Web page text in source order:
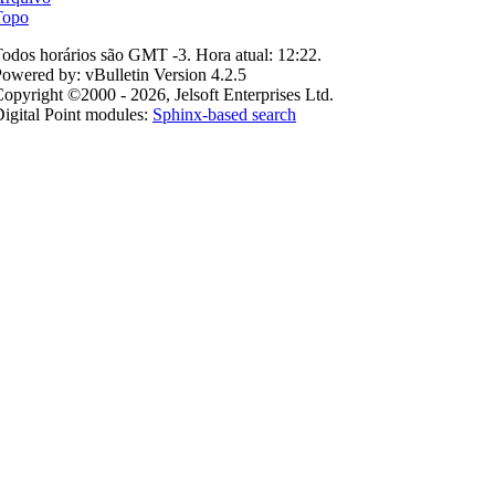
horários são GMT -3. Hora atual: 12:22.
by: vBulletin Version 4.2.5
©2000 - 2026, Jelsoft Enterprises Ltd.
Point modules: Sphinx-based search